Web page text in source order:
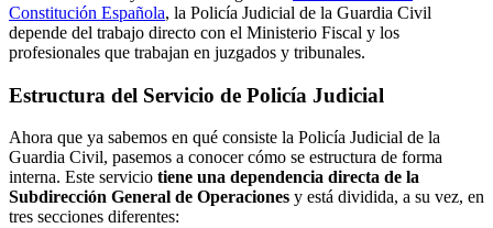
Constitución Española, la Policía Judicial de la Guardia Civil
depende del trabajo directo con el Ministerio Fiscal y los
profesionales que trabajan en juzgados y tribunales.
Estructura del Servicio de Policía Judicial
Ahora que ya sabemos en qué consiste la Policía Judicial de la
Guardia Civil, pasemos a conocer cómo se estructura de forma
interna. Este servicio tiene una dependencia directa de la
Subdirección General de Operaciones y está dividida, a su vez, en
tres secciones diferentes: